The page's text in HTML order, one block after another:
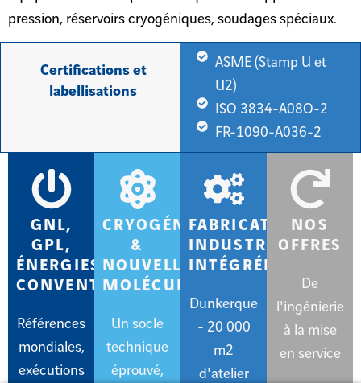
pression, réservoirs cryogéniques, soudages spéciaux.
Certifications et
labellisations
ASME (Stamp U et
U2)
ISO 3834-A08O-2
FR-1090-A036-2
GNL,
GPL,
ÉNERGIES
CONVENTIONNELLES
Références
mondiales,
exécutions
CRYOGÉNIE
&
NOUVELLES
MOLÉCULES
Un socle
technique
éprouvé,
FABRICATION
INDUSTRIELLE
INTÉGRÉE
Dunkerque
- 20 000
m2
d'atelier
NOS
OFFRES
De
l'ingénierie
à la mise
en service